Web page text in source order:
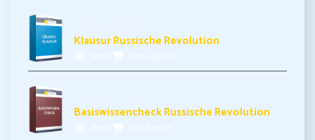
Klausur Russische Revolution
Basiswissencheck Russische Revolution